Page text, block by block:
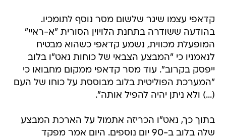
קדאפי עצמו שיגר שלשום מסר נוסף לתומכיו.
בהודעה ששודרה בתחנת הלויוין הסורית "א-ראיי"
המופעלת מכווית, נשמע קדאפי כשהוא מבטיח
לנאמניו כי "המבצע הצבאי של כוחות נאט"ו בלוב
ייפסק בקרוב". עוד מסר קדאפי ממקום מחבואו כי
"המערכת הפוליטית בלוב מבוססת על כוחו של העם
(...) ולא ניתן יהיה להפיל אותה".
בתוך כך, נאט"ו הכריזה אתמול על הארכת המבצע
שלה בלוב ב-90 יום נוספים. היום אמר מפקד